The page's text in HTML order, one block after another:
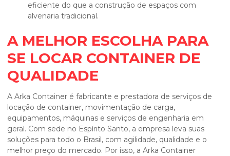
eficiente do que a construção de espaços com
alvenaria tradicional.
A MELHOR ESCOLHA PARA
SE LOCAR CONTAINER DE
QUALIDADE
A Arka Container é fabricante e prestadora de serviços de
locação de container, movimentação de carga,
equipamentos, máquinas e serviços de engenharia em
geral. Com sede no Espírito Santo, a empresa leva suas
soluções para todo o Brasil, com agilidade, qualidade e o
melhor preço do mercado. Por isso, a Arka Container